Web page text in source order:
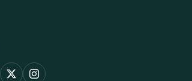
X Instagram